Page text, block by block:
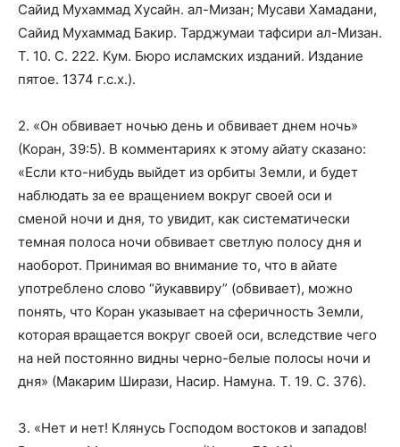
Сайид Мухаммад Хусайн. ал-Мизан; Мусави Хамадани,
Сайид Мухаммад Бакир. Тарджумаи тафсири ал-Мизан.
Т. 10. С. 222. Кум. Бюро исламских изданий. Издание
пятое. 1374 г.с.х.).
2. «Он обвивает ночью день и обвивает днем ночь»
(Коран, 39:5). В комментариях к этому айату сказано:
«Если кто-нибудь выйдет из орбиты Земли, и будет
наблюдать за ее вращением вокруг своей оси и
сменой ночи и дня, то увидит, как систематически
темная полоса ночи обвивает светлую полосу дня и
наоборот. Принимая во внимание то, что в айате
употреблено слово “йукаввиру” (обвивает), можно
понять, что Коран указывает на сферичность Земли,
которая вращается вокруг своей оси, вследствие чего
на ней постоянно видны черно-белые полосы ночи и
дня» (Макарим Ширази, Насир. Намуна. Т. 19. С. 376).
3. «Нет и нет! Клянусь Господом востоков и западов!